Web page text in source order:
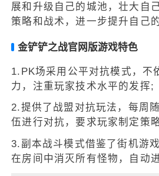
展和升级自己的城池，壮大自
策略和战术，进一步提升自己
金铲铲之战官网版游戏特色
1.PK场采用公平对抗模式，不
力，注重玩家技术水平的发挥;
2.提供了战盟对抗玩法，每周
伍进行对抗，要求玩家制定策
3.副本战斗模式借鉴了街机游
在房间中消灭所有怪物，自动